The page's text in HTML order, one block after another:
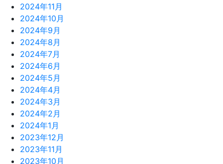
2024年11月
2024年10月
2024年9月
2024年8月
2024年7月
2024年6月
2024年5月
2024年4月
2024年3月
2024年2月
2024年1月
2023年12月
2023年11月
2023年10月